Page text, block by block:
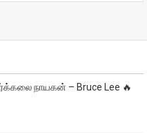
நாயகன் – Bruce Lee 🔥